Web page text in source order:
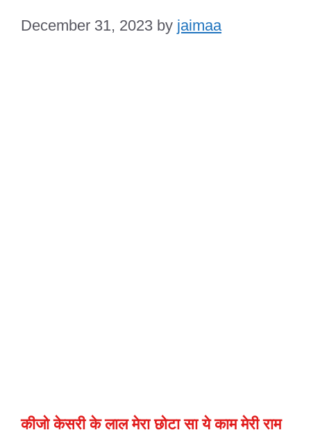
December 31, 2023 by jaimaa
कीजो केसरी के लाल मेरा छोटा सा ये काम मेरी राम